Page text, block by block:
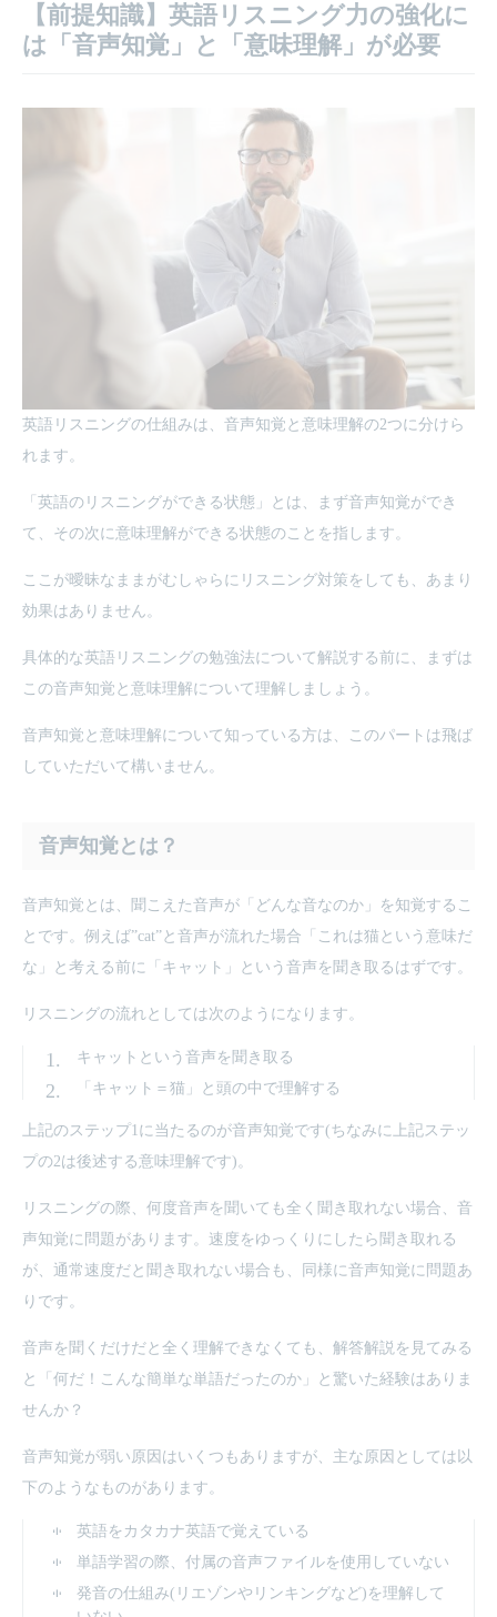
【前提知識】英語リスニング力の強化に
は「音声知覚」と「意味理解」が必要
英語リスニングの仕組みは、音声知覚と意味理解の2つに分けら
れます。
「英語のリスニングができる状態」とは、まず音声知覚ができ
て、その次に意味理解ができる状態のことを指します。
ここが曖昧なままがむしゃらにリスニング対策をしても、あまり
効果はありません。
具体的な英語リスニングの勉強法について解説する前に、まずは
この音声知覚と意味理解について理解しましょう。
音声知覚と意味理解について知っている方は、このパートは飛ば
していただいて構いません。
音声知覚とは？
音声知覚とは、聞こえた音声が「どんな音なのか」を知覚するこ
とです。例えば”cat”と音声が流れた場合「これは猫という意味だ
な」と考える前に「キャット」という音声を聞き取るはずです。
リスニングの流れとしては次のようになります。
キャットという音声を聞き取る
「キャット＝猫」と頭の中で理解する
上記のステップ1に当たるのが音声知覚です(ちなみに上記ステッ
プの2は後述する意味理解です)。
リスニングの際、何度音声を聞いても全く聞き取れない場合、音
声知覚に問題があります。速度をゆっくりにしたら聞き取れる
が、通常速度だと聞き取れない場合も、同様に音声知覚に問題あ
りです。
音声を聞くだけだと全く理解できなくても、解答解説を見てみる
と「何だ！こんな簡単な単語だったのか」と驚いた経験はありま
せんか？
音声知覚が弱い原因はいくつもありますが、主な原因としては以
下のようなものがあります。
英語をカタカナ英語で覚えている
単語学習の際、付属の音声ファイルを使用していない
発音の仕組み(リエゾンやリンキングなど)を理解して